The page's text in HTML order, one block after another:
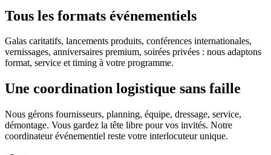
Tous les formats événementiels
Galas caritatifs, lancements produits, conférences internationales,
vernissages, anniversaires premium, soirées privées : nous adaptons
format, service et timing à votre programme.
Une coordination logistique sans faille
Nous gérons fournisseurs, planning, équipe, dressage, service,
démontage. Vous gardez la tête libre pour vos invités. Notre
coordinateur événementiel reste votre interlocuteur unique.